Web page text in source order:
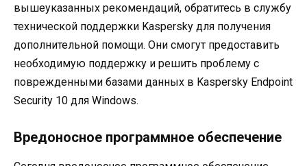
вышеуказанных рекомендаций, обратитесь в службу
технической поддержки Kaspersky для получения
дополнительной помощи. Они смогут предоставить
необходимую поддержку и решить проблему с
поврежденными базами данных в Kaspersky Endpoint
Security 10 для Windows.
Вредоносное программное обеспечение